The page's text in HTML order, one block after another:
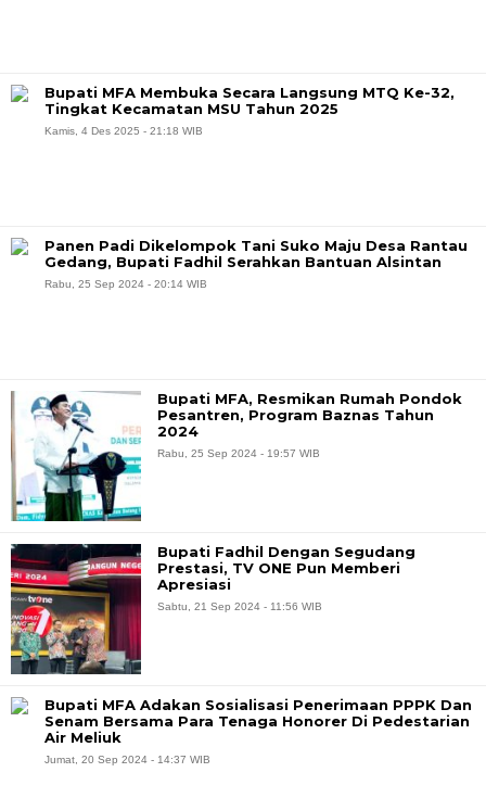
Bupati MFA Membuka Secara Langsung MTQ Ke-32,
Tingkat Kecamatan MSU Tahun 2025
Kamis, 4 Des 2025 - 21:18 WIB
Panen Padi Dikelompok Tani Suko Maju Desa Rantau
Gedang, Bupati Fadhil Serahkan Bantuan Alsintan
Rabu, 25 Sep 2024 - 20:14 WIB
Bupati MFA, Resmikan Rumah Pondok
Pesantren, Program Baznas Tahun
2024
Rabu, 25 Sep 2024 - 19:57 WIB
Bupati Fadhil Dengan Segudang
Prestasi, TV ONE Pun Memberi
Apresiasi
Sabtu, 21 Sep 2024 - 11:56 WIB
Bupati MFA Adakan Sosialisasi Penerimaan PPPK Dan
Senam Bersama Para Tenaga Honorer Di Pedestarian
Air Meliuk
Jumat, 20 Sep 2024 - 14:37 WIB